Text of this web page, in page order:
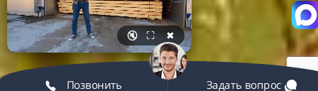
🔇 ⛶ ✖
Позвонить Задать вопрос